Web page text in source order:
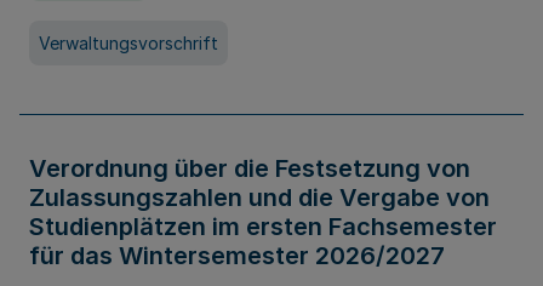
Verwaltungsvorschrift
Verordnung über die Festsetzung von
Zulassungszahlen und die Vergabe von
Studienplätzen im ersten Fachsemester
für das Wintersemester 2026/2027